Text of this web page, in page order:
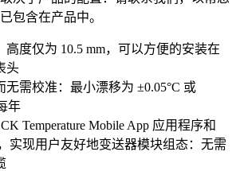
包含在产品中。
高度仅为 10.5 mm，可以方便的安装在
头
无需校准：最小漂移为 ±0.05°C 或
年
Temperature Mobile App 应用程序和
实现用户友好地变送器模块组态：无需